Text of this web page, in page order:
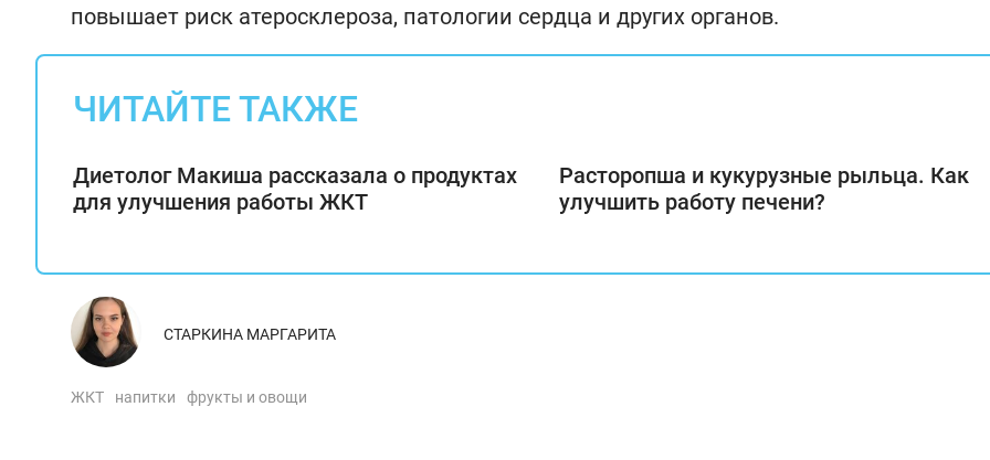
повышает риск атеросклероза, патологии сердца и других органов.
ЧИТАЙТЕ ТАКЖЕ
Диетолог Макиша рассказала о продуктах
для улучшения работы ЖКТ
Расторопша и кукурузные рыльца. Как
улучшить работу печени?
СТАРКИНА МАРГАРИТА
ЖКТ напитки фрукты и овощи